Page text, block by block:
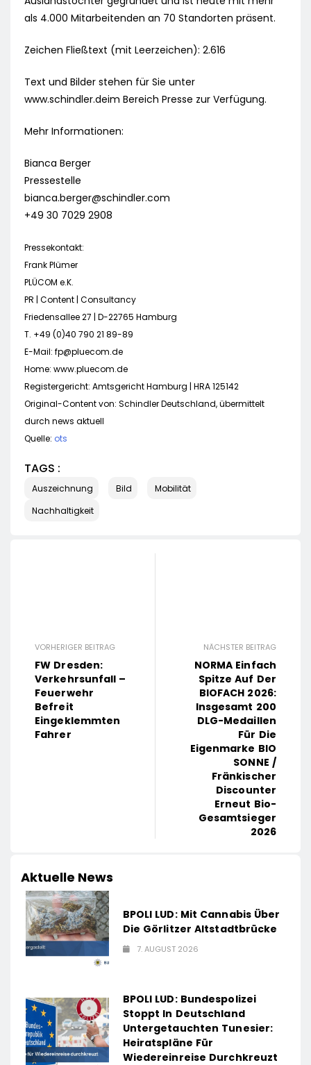
als 4.000 Mitarbeitenden an 70 Standorten präsent.
Zeichen Fließtext (mit Leerzeichen): 2.616
Text und Bilder stehen für Sie unter
www.schindler.deim Bereich Presse zur Verfügung.
Mehr Informationen:
Bianca Berger
Pressestelle
bianca.berger@schindler.com
+49 30 7029 2908
Pressekontakt:
Frank Plümer
PLÜCOM e.K.
PR | Content | Consultancy
Friedensallee 27 | D-22765 Hamburg
T. +49 (0)40 790 21 89-89
E-Mail: fp@pluecom.de
Home: www.pluecom.de
Registergericht: Amtsgericht Hamburg | HRA 125142
Original-Content von: Schindler Deutschland, übermittelt
durch news aktuell
Quelle: ots
TAGS :
Auszeichnung Bild
Mobilität
Nachhaltigkeit
VORHERIGER BEITRAG
FW Dresden:
Verkehrsunfall –
Feuerwehr
Befreit
Eingeklemmten
Fahrer
NÄCHSTER BEITRAG
NORMA Einfach
Spitze Auf Der
BIOFACH 2026:
Insgesamt 200
DLG-Medaillen
Für Die
Eigenmarke BIO
SONNE /
Fränkischer
Discounter
Erneut Bio-
Gesamtsieger
2026
Aktuelle News
BPOLI LUD: Mit Cannabis Über
Die Görlitzer Altstadtbrücke
7. AUGUST 2026
BPOLI LUD: Bundespolizei
Stoppt In Deutschland
Untergetauchten Tunesier:
Heiratspläne Für
Wiedereinreise Durchkreuzt